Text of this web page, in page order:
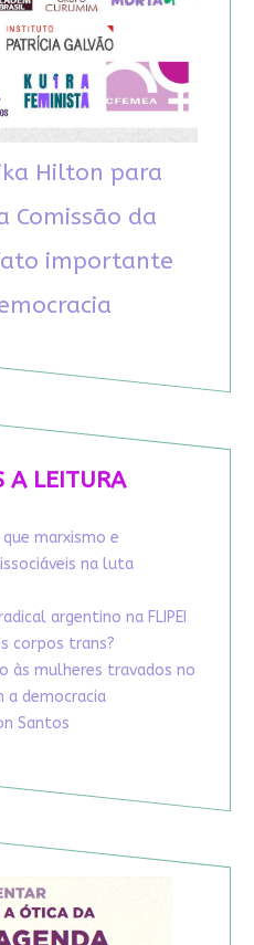
Hilton para
Comissão da
importante
A LEITURA
marxismo e
na luta
argentino na FLIPEI
corpos trans?
às mulheres travados no
a democracia
Santos